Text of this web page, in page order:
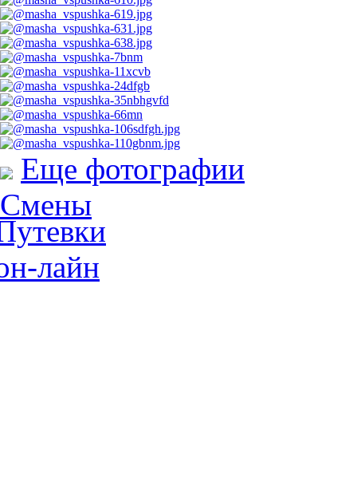
Еще фотографии
Смены
лайн